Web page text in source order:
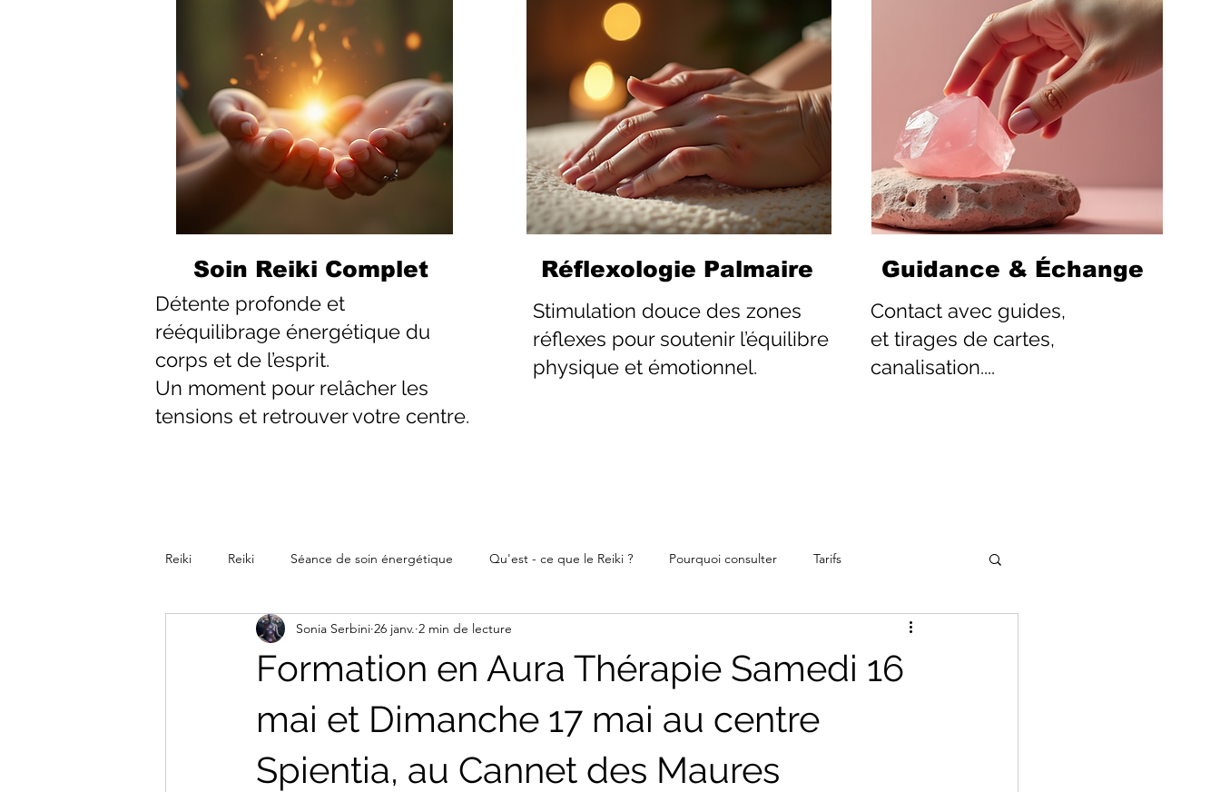
Détente profonde et
rééquilibrage énergétique du
corps et de l’esprit.
Un moment pour relâcher les
tensions et retrouver votre centre.
Soin Reiki Complet Réflexologie Palmaire
Stimulation douce des zones
réflexes pour soutenir l’équilibre
physique et émotionnel.
Contact avec guides,
et tirages de cartes,
canalisation....
Guidance & Échange
Reiki Reiki Séance de soin énergétique Qu'est - ce que le Reiki ? Pourquoi consulter Tarifs
La parenthèse Reiki Méditative
Formation en Aura Thérapie Samedi 16
mai et Dimanche 17 mai au centre
Spientia, au Cannet des Maures
Sonia Serbini 26 janv. 2 min de lecture